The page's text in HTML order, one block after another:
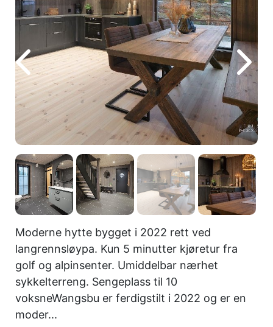
Moderne hytte bygget i 2022 rett ved
langrennsløypa. Kun 5 minutter kjøretur fra
golf og alpinsenter. Umiddelbar nærhet
sykkelterreng. Sengeplass til 10
voksneWangsbu er ferdigstilt i 2022 og er en
moder...